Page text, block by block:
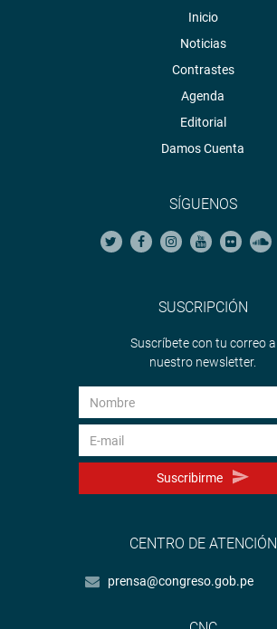
Inicio
Noticias
Contrastes
Agenda
Editorial
Damos Cuenta
SÍGUENOS
SUSCRIPCIÓN
Suscríbete con tu correo a
nuestro newsletter.
Suscribirme
CENTRO DE ATENCIÓN
prensa@congreso.gob.pe